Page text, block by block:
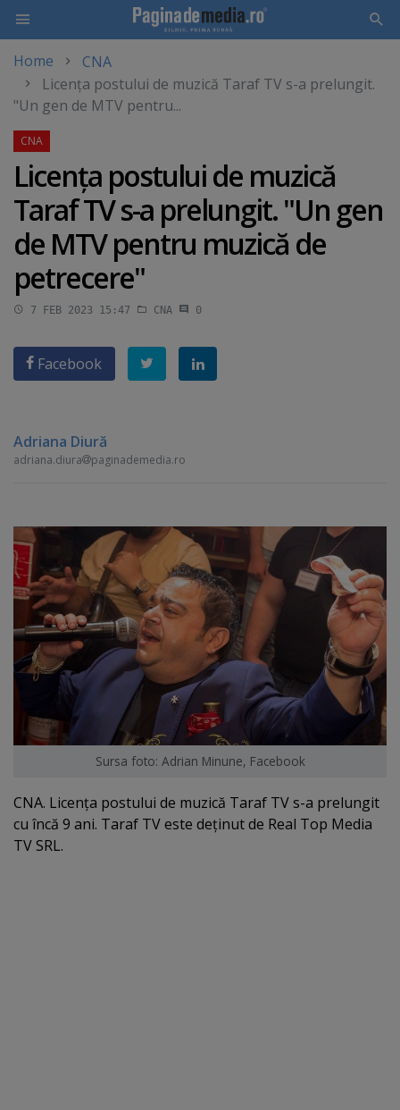
main
content
Home
CNA
Licenţa postului de muzică Taraf TV s-a prelungit.
"Un gen de MTV pentru...
Licenţa postului de muzică
Taraf TV s-a prelungit. "Un gen
de MTV pentru muzică de
petrecere"
7 FEB 2023 15:47 CNA 0
Facebook
Adriana Diură
adriana.diura paginademedia.ro
Sursa foto: Adrian Minune, Facebook
CNA. Licenţa postului de muzică Taraf TV s-a prelungit
cu încă 9 ani. Taraf TV este deţinut de Real Top Media
TV SRL.